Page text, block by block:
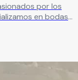
por los
en bodas
exactamente